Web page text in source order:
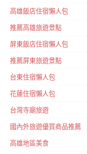
高雄飯店住宿懶人包
推薦高雄旅遊景點
屏東飯店住宿懶人包
推薦屏東旅遊景點
台東住宿懶人包
花蓮住宿懶人包
台灣寺廟旅遊
國內外旅遊優質商品推薦
高雄地區美食